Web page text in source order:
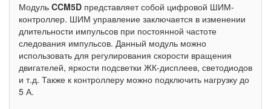
Модуль CCM5D представляет собой цифровой ШИМ-
контроллер. ШИМ управление заключается в изменении
длительности импульсов при постоянной частоте
следования импульсов. Данный модуль можно
использовать для регулирования скорости вращения
двигателей, яркости подсветки ЖК-дисплеев, светодиодов
и т.д. Также к контроллеру можно подключить нагрузку до
5 А.